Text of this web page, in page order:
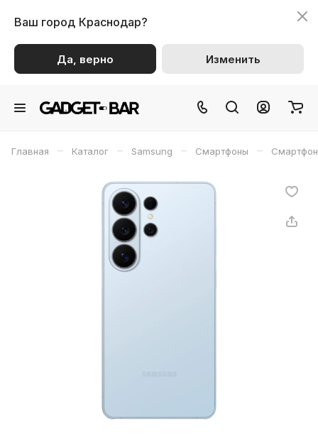
Ваш город Краснодар?
Да, верно Изменить
Главная – Каталог – Samsung – Смартфоны –